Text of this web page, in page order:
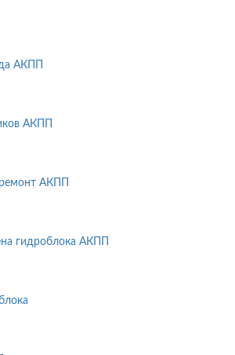
АКПП
АКПП
АКПП
гидроблока АКПП